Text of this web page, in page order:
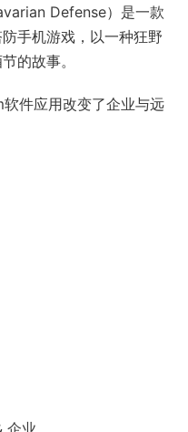
Defense）是一款
手机游戏，以一种狂野
的故事。
件应用改变了企业与远
企业